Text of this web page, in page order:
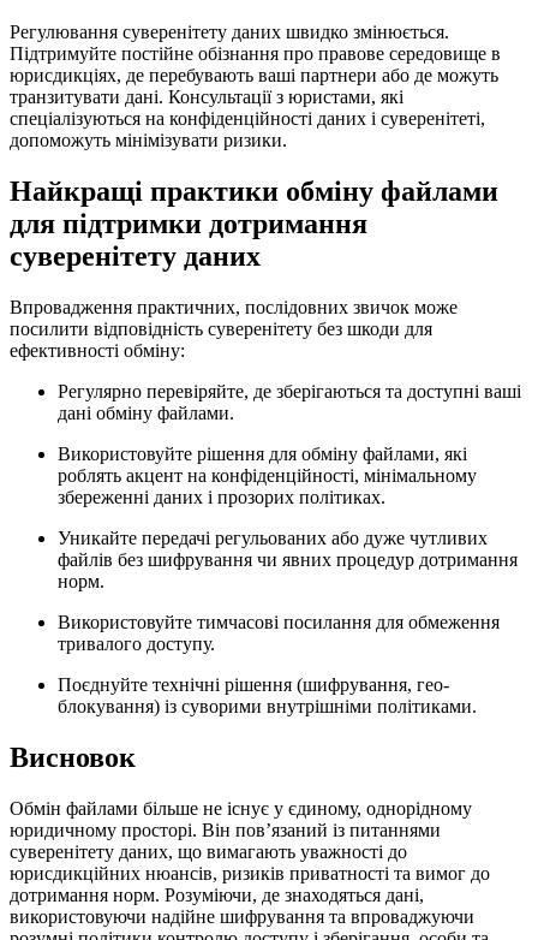
Регулювання суверенітету даних швидко змінюється.
Підтримуйте постійне обізнання про правове середовище в
юрисдикціях, де перебувають ваші партнери або де можуть
транзитувати дані. Консультації з юристами, які
спеціалізуються на конфіденційності даних і суверенітеті,
допоможуть мінімізувати ризики.
Найкращі практики обміну файлами
для підтримки дотримання
суверенітету даних
Впровадження практичних, послідовних звичок може
посилити відповідність суверенітету без шкоди для
ефективності обміну:
Регулярно перевіряйте, де зберігаються та доступні ваші
дані обміну файлами.
Використовуйте рішення для обміну файлами, які
роблять акцент на конфіденційності, мінімальному
збереженні даних і прозорих політиках.
Уникайте передачі регульованих або дуже чутливих
файлів без шифрування чи явних процедур дотримання
норм.
Використовуйте тимчасові посилання для обмеження
тривалого доступу.
Поєднуйте технічні рішення (шифрування, гео-
блокування) із суворими внутрішніми політиками.
Висновок
Обмін файлами більше не існує у єдиному, однорідному
юридичному просторі. Він пов’язаний із питаннями
суверенітету даних, що вимагають уважності до
юрисдикційних нюансів, ризиків приватності та вимог до
дотримання норм. Розуміючи, де знаходяться дані,
використовуючи надійне шифрування та впроваджуючи